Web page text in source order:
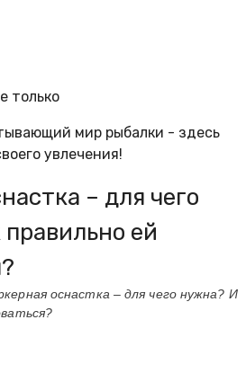
только
мир рыбалки - здесь
увлечения!
– для чего
ей
оснастка – для чего нужна? И